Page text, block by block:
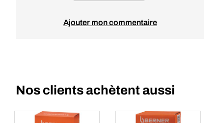
Ajouter mon commentaire
Nos clients achètent aussi